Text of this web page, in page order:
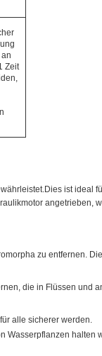
Zeit
ist ideal
angetrieben,
zu entfernen.
die in Flüssen und
alle sicherer werden.
Wasserpflanzen halten